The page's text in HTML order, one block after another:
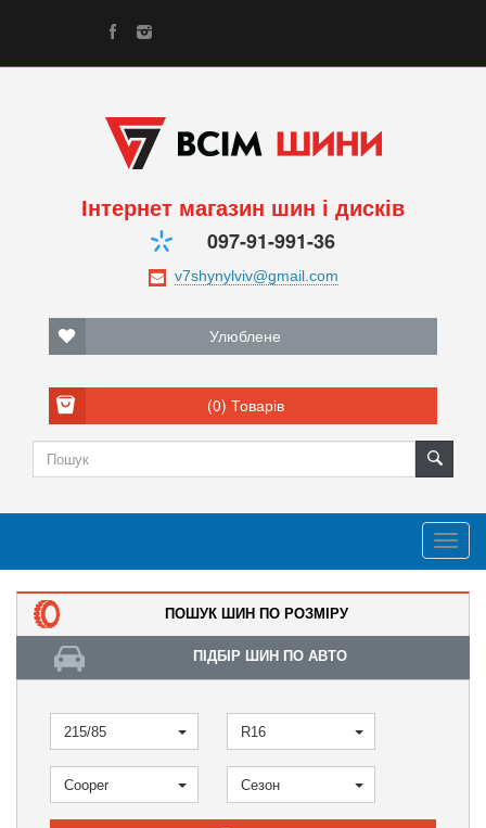
Інтернет магазин шин і дисків
097-91-991-36
Улюблене
(0) Товарів
ПОШУК ШИН ПО РОЗМІРУ
ПІДБІР ШИН ПО АВТО
215/85 R16
Cooper Сезон